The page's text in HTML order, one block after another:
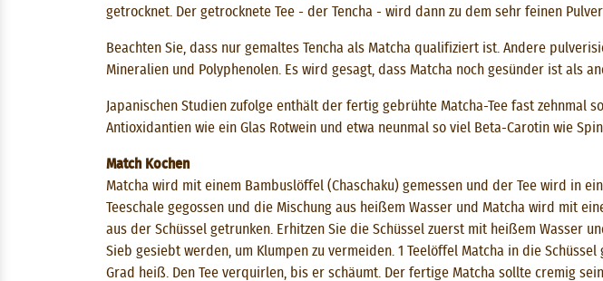
getrocknet. Der getrocknete Tee - der Tencha - wird dann zu dem sehr feinen
Beachten Sie, dass nur gemaltes Tencha als Matcha qualifiziert ist. Andere
Mineralien und Polyphenolen. Es wird gesagt, dass Matcha noch gesünder ist als
Japanischen Studien zufolge enthält der fertig gebrühte Matcha-Tee fast zehnmal
Antioxidantien wie ein Glas Rotwein und etwa neunmal so viel Beta-Carotin wie
Match Kochen
Matcha wird mit einem Bambuslöffel (Chaschaku) gemessen und der Tee wird in
Teeschale gegossen und die Mischung aus heißem Wasser und Matcha wird mit
aus der Schüssel getrunken. Erhitzen Sie die Schüssel zuerst mit heißem Wasser
Sieb gesiebt werden, um Klumpen zu vermeiden. 1 Teelöffel Matcha in die
Grad heiß. Den Tee verquirlen, bis er schäumt. Der fertige Matcha sollte cremig